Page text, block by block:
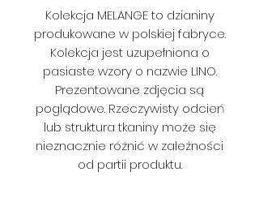
Kolekcja MELANGE to dzianiny
produkowane w polskiej fabryce.
Kolekcja jest uzupełniona o
pasiaste wzory o nazwie LINO.
Prezentowane zdjęcia są
poglądowe. Rzeczywisty odcień
lub struktura tkaniny może się
nieznacznie różnić w zależności
od partii produktu.